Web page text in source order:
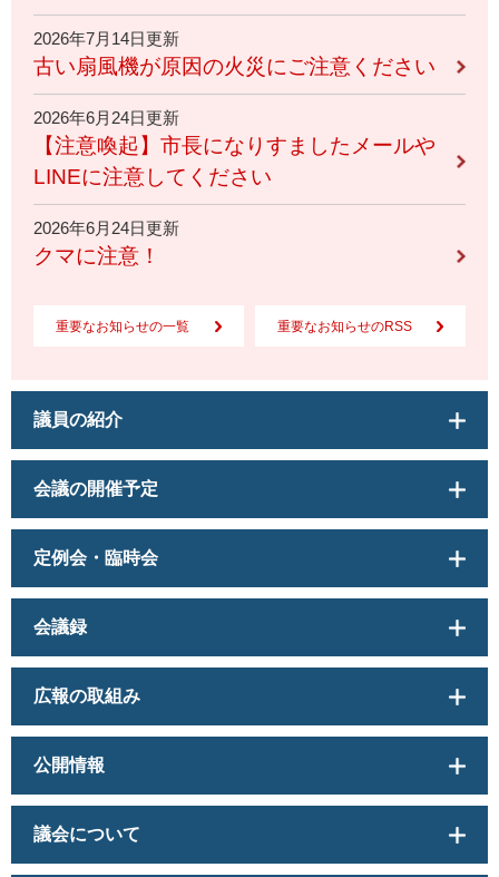
2026年7月14日更新
古い扇風機が原因の火災にご注意ください
2026年6月24日更新
【注意喚起】市長になりすましたメールや
LINEに注意してください
2026年6月24日更新
クマに注意！
重要なお知らせの一覧 重要なお知らせのRSS
議員の紹介
会議の開催予定
定例会・臨時会
会議録
広報の取組み
公開情報
議会について